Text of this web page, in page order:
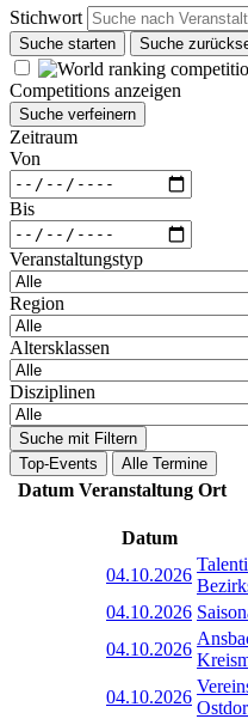
Stichwort
Suche starten Suche
Competitions anzeigen
Suche verfeinern
Zeitraum
Von
Bis
Veranstaltungstyp
Region
Altersklassen
Disziplinen
Suche mit Filtern
Top-Events
Alle Termine
Datum Veranstaltung Ort
Datum
04.10.2026
04.10.2026
04.10.2026
04.10.2026